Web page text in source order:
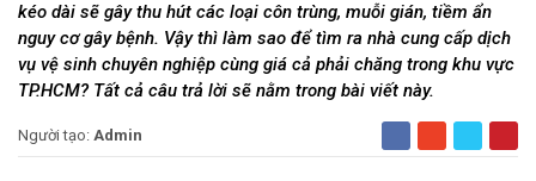
kéo dài sẽ gây thu hút các loại côn trùng, muỗi gián, tiềm ẩn
nguy cơ gây bệnh. Vậy thì làm sao để tìm ra nhà cung cấp dịch
vụ vệ sinh chuyên nghiệp cùng giá cả phải chăng trong khu vực
TP.HCM? Tất cả câu trả lời sẽ nằm trong bài viết này.
Người tạo: Admin